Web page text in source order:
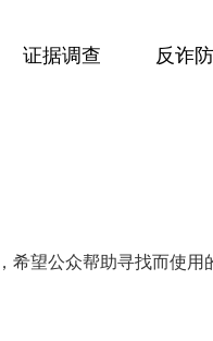
证据调查 反诈
望公众帮助寻找而使